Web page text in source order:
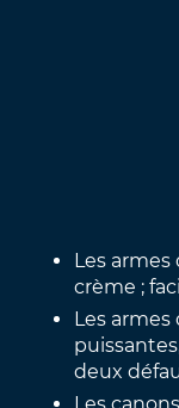
Les armes
crème ;
Les
deux